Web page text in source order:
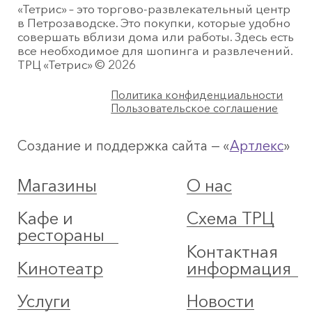
«Тетрис» – это торгово-развлекательный центр
в Петрозаводске. Это покупки, которые удобно
совершать вблизи дома или работы. Здесь есть
все необходимое для шопинга и развлечений.
ТРЦ «Тетрис» © 2026
Политика конфиденциальности
Пользовательское соглашение
Создание и поддержка сайта — «Артлекс»
Магазины
Кафе и
рестораны
Кинотеатр
Услуги
О нас
Схема ТРЦ
Контактная
информация
Новости